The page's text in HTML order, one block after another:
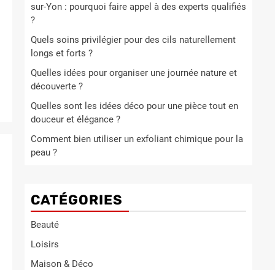
sur-Yon : pourquoi faire appel à des experts qualifiés
?
Quels soins privilégier pour des cils naturellement
longs et forts ?
Quelles idées pour organiser une journée nature et
découverte ?
Quelles sont les idées déco pour une pièce tout en
douceur et élégance ?
Comment bien utiliser un exfoliant chimique pour la
peau ?
CATÉGORIES
Beauté
Loisirs
Maison & Déco